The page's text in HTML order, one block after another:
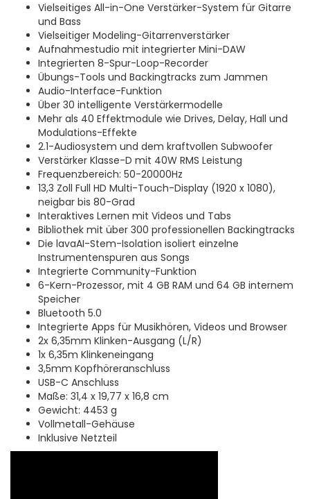
Vielseitiges All-in-One Verstärker-System für Gitarre
und Bass
Vielseitiger Modeling-Gitarrenverstärker
Aufnahmestudio mit integrierter Mini-DAW
Integrierten 8-Spur-Loop-Recorder
Übungs-Tools und Backingtracks zum Jammen
Audio-Interface-Funktion
Über 30 intelligente Verstärkermodelle
Mehr als 40 Effektmodule wie Drives, Delay, Hall und
Modulations-Effekte
2.1-Audiosystem und dem kraftvollen Subwoofer
Verstärker Klasse-D mit 40W RMS Leistung
Frequenzbereich: 50-20000Hz
13,3 Zoll Full HD Multi-Touch-Display (1920 x 1080),
neigbar bis 80-Grad
Interaktives Lernen mit Videos und Tabs
Bibliothek mit über 300 professionellen Backingtracks
Die lavaAI-Stem-Isolation isoliert einzelne
Instrumentenspuren aus Songs
Integrierte Community-Funktion
6-Kern-Prozessor, mit 4 GB RAM und 64 GB internem
Speicher
Bluetooth 5.0
Integrierte Apps für Musikhören, Videos und Browser
2x 6,35mm Klinken-Ausgang (L/R)
1x 6,35m Klinkeneingang
3,5mm Kopfhöreranschluss
USB-C Anschluss
Maße: 31,4 x 19,77 x 16,8 cm
Gewicht: 4453 g
Vollmetall-Gehäuse
Inklusive Netzteil